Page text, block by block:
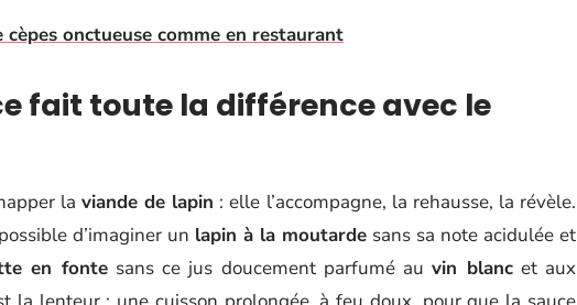
cèpes onctueuse comme en restaurant
fait toute la différence avec le
laviande de lapin : elle l’accompagne, la rehausse, la révèle.
d’imaginer un lapin à la moutarde sans sa note acidulée et
en fontesans ce jus doucement parfumé auvin blancet aux